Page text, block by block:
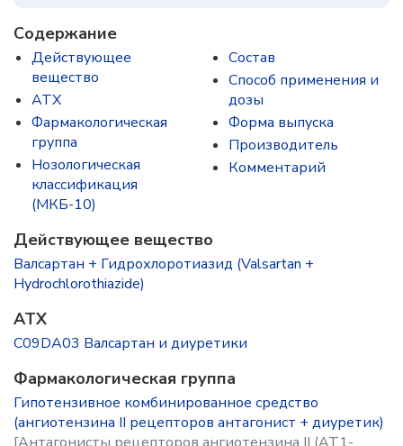
Содержание
Действующее
вещество
ATX
Фармакологическая
группа
Нозологическая
классификация
(МКБ-10)
Состав
Способ применения и
дозы
Форма выпуска
Производитель
Комментарий
Действующее вещество
Валсартан + Гидрохлоротиазид (Valsartan +
Hydrochlorothiazide)
ATX
C09DA03 Валсартан и диуретики
Фармакологическая группа
Гипотензивное комбинированное средство
(ангиотензина II рецепторов антагонист + диуретик)